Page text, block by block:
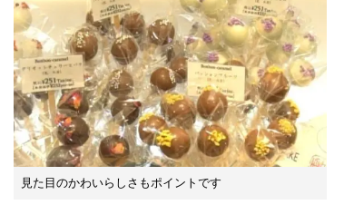
見た目のかわいらしさもポイントです